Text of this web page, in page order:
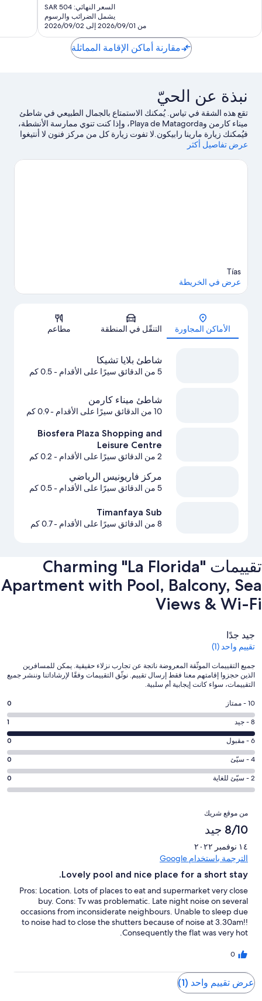
الحالي
هو
SAR
471
السعر النهائي: SAR 504
يشمل الضرائب والرسوم
من 2026/09/01 إلى 2026/09/02
مقارنة أماكن الإقامة المماثلة
نبذة عن الحيّ
تقع هذه الشقة في تياس. يُمكنك الاستمتاع بالجمال الطبيعي في شاطئ
ميناء كارمن وPlaya de Matagorda، وإذا كنت تنوي ممارسة الأنشطة،
فيُمكنك زيارة مارينا رابيكون.لا تفوت زيارة كل من مركز فنون لا أنتيغوا
إيسكويلا دي يايثا وGo Karting San Bartolome أيضًا.
عرض تفاصيل أكثر
الخريطة
Tías
عرض في الخريطة
الأماكن المجاورة التنقّل في المنطقة مطاعم
شاطئ بلايا تشيكا
5 من الدقائق سيرًا على الأقدام - 0.5 كم
شاطئ ميناء كارمن
10 من الدقائق سيرًا على الأقدام - 0.9 كم
Biosfera Plaza Shopping and
Leisure Centre
2 من الدقائق سيرًا على الأقدام - 0.2 كم
مركز فاريونيس الرياضي
5 من الدقائق سيرًا على الأقدام - 0.5 كم
Timanfaya Sub
8 من الدقائق سيرًا على الأقدام - 0.7 كم
تقييمات ⁦Charming "La Florida"
Apartment with Pool, Balcony, Sea
Views & Wi-Fi⁩
التقييمات
جيد جدًا
تقييم واحد (1)
جميع التقييمات الموثّقة المعروضة ناتجة عن تجارب نزلاء حقيقية. يمكن للمسافرين
الذين حجزوا إقامتهم معنا فقط إرسال تقييم. نوثّق التقييمات وفقًا لإرشاداتنا وننشر جميع
التقييمات، سواء كانت إيجابية أم سلبية.
درجة
التصنيف
10
-
ممتاز.
0
من
أصل
من
تقييمات
النزلاء
10 - ممتاز 0
درجة
التصنيف
8
-
جيد.
1
من
من
تقييمات
النزلاء
8 - جيد 1
درجة
التصنيف
6
-
مقبول.
من
أصل
من
تقييمات
النزلاء
6 - مقبول 0
درجة
التصنيف
4
من
أصل
من
تقييمات
النزلاء
4 - سيّئ 0
درجة
التصنيف
سيّئ
من
أصل
من
تقييمات
النزلاء
2 - سيّئ للغاية 0
التقييمات
من موقع شريك
8/10 جيد
١٤ نوفمبر ٢٠٢٢
الترجمة باستخدام Google
Lovely pool and nice place for a short stay.
Pros: Location. Lots of places to eat and supermarket very close
buy. Cons: Tv was problematic. Late night noise on several
occasions from inconsiderate neighbours. Unable to sleep due
to noise had to close the shutters because of noise at 3.30am!!
Consequently the flat was very hot.
0
عرض تقييم واحد (1)